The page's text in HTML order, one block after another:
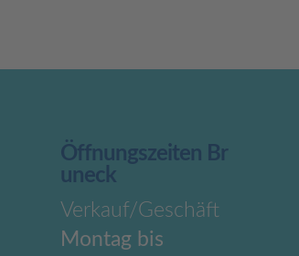
Öffnungszeiten Br
uneck
Verkauf/Geschäft
Montag bis